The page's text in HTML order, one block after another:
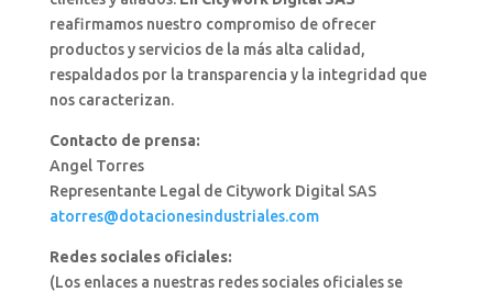
reafirmamos nuestro compromiso de ofrecer
productos y servicios de la más alta calidad,
respaldados por la transparencia y la integridad que
nos caracterizan.
Contacto de prensa:
Angel Torres
Representante Legal de Citywork Digital SAS
atorres@dotacionesindustriales.com
Redes sociales oficiales:
(Los enlaces a nuestras redes sociales oficiales se